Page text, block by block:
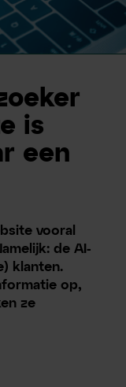
is
een
vooral
de AI-
klanten.
op,
ze